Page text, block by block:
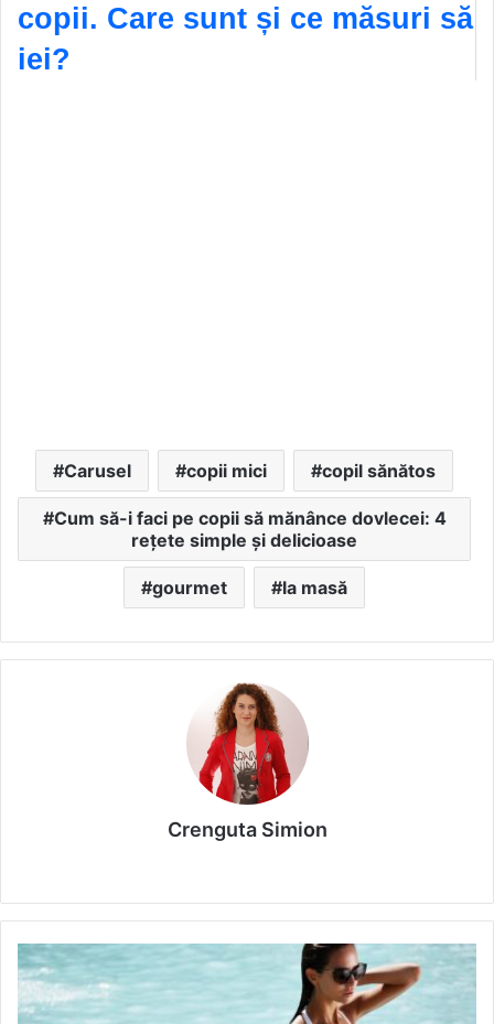
copii. Care sunt și ce măsuri să
iei?
Carusel copii mici copil sănătos
Cum să-i faci pe copii să mănânce dovlecei: 4
rețete simple și delicioase
gourmet la masă
Crenguta Simion
te
u
m